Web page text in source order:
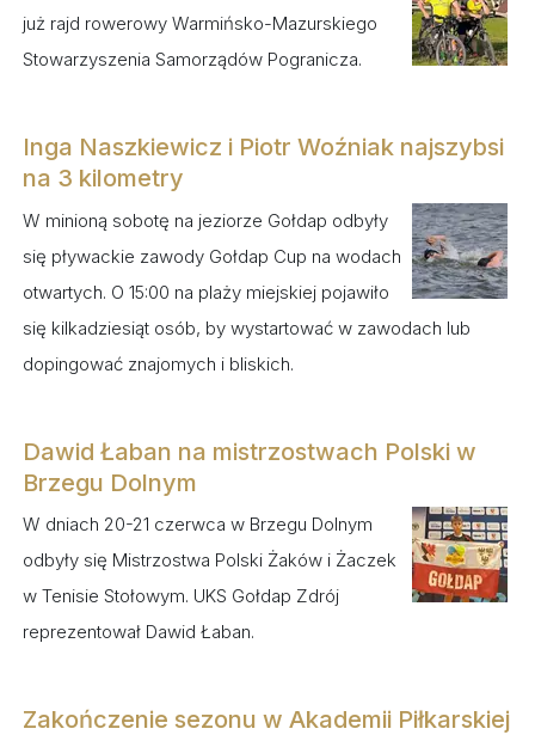
już rajd rowerowy Warmińsko-Mazurskiego
Stowarzyszenia Samorządów Pogranicza.
Inga Naszkiewicz i Piotr Woźniak najszybsi
na 3 kilometry
W minioną sobotę na jeziorze Gołdap odbyły
się pływackie zawody Gołdap Cup na wodach
otwartych. O 15:00 na plaży miejskiej pojawiło
się kilkadziesiąt osób, by wystartować w zawodach lub
dopingować znajomych i bliskich.
Dawid Łaban na mistrzostwach Polski w
Brzegu Dolnym
W dniach 20-21 czerwca w Brzegu Dolnym
odbyły się Mistrzostwa Polski Żaków i Żaczek
w Tenisie Stołowym. UKS Gołdap Zdrój
reprezentował Dawid Łaban.
Zakończenie sezonu w Akademii Piłkarskiej